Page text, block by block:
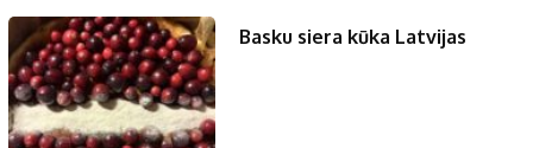
Basku siera kūka Latvijas